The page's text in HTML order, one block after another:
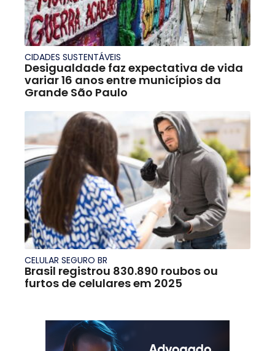
CIDADES SUSTENTÁVEIS
Desigualdade faz expectativa de vida
variar 16 anos entre municípios da
Grande São Paulo
CELULAR SEGURO BR
Brasil registrou 830.890 roubos ou
furtos de celulares em 2025